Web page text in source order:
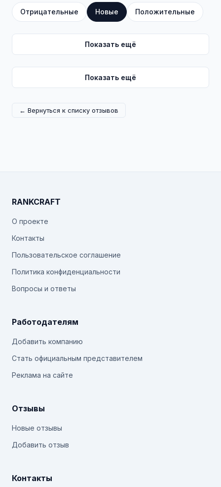
Отрицательные Новые Положительные
Показать ещё
Показать ещё
← Вернуться к списку отзывов
RANKCRAFT
О проекте
Контакты
Пользовательское соглашение
Политика конфиденциальности
Вопросы и ответы
Работодателям
Добавить компанию
Стать официальным представителем
Реклама на сайте
Отзывы
Новые отзывы
Добавить отзыв
Контакты